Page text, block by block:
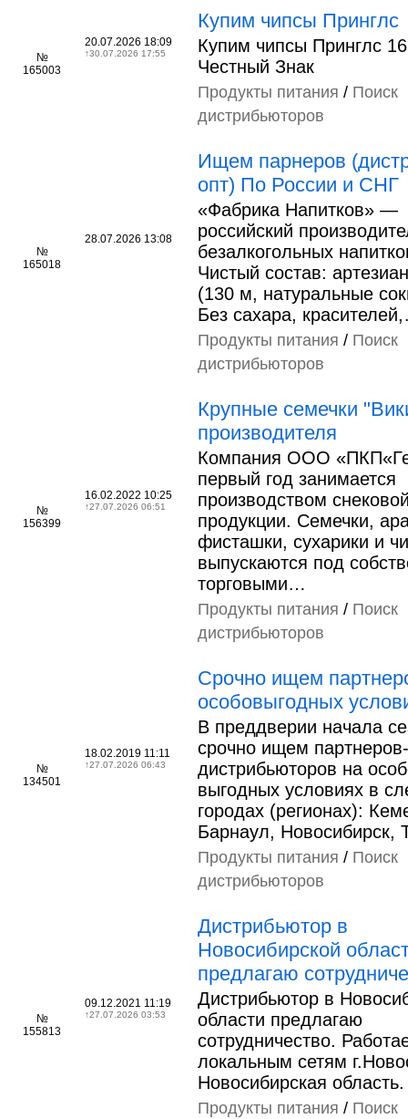
№
165003
20.07.2026 18:09
↑30.07.2026 17:55
Купим чипсы Принглс
Купим чипсы Принглс
Честный Знак
Продукты питания / Поиск
дистрибьюторов
№
165018
28.07.2026 13:08
Ищем парнеров
опт) По России и СНГ
«Фабрика Напитков» —
российский
безалкогольных
Чистый состав:
(130 м, натуральные
Без сахара,
Продукты питания / Поиск
дистрибьюторов
№
156399
16.02.2022 10:25
↑27.07.2026 06:51
Крупные семечки
производителя
Компания ООО
первый год занимается
производством
продукции. Семечки,
фисташки, сухарики и
выпускаются под
торговыми…
Продукты питания / Поиск
дистрибьюторов
№
134501
18.02.2019 11:11
↑27.07.2026 06:43
Срочно ищем
особовыгодных
В преддверии начала
срочно ищем партнеров-
дистрибьюторов на
выгодных условиях в
городах (регионах):
Барнаул, Новосибирск,
Продукты питания / Поиск
дистрибьюторов
№
155813
09.12.2021 11:19
↑27.07.2026 03:53
Дистрибьютор в
Новосибирской
предлагаю
Дистрибьютор в
области предлагаю
сотрудничество.
локальным сетям
Новосибирская область.
Продукты питания / Поиск